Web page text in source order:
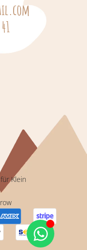
Klein